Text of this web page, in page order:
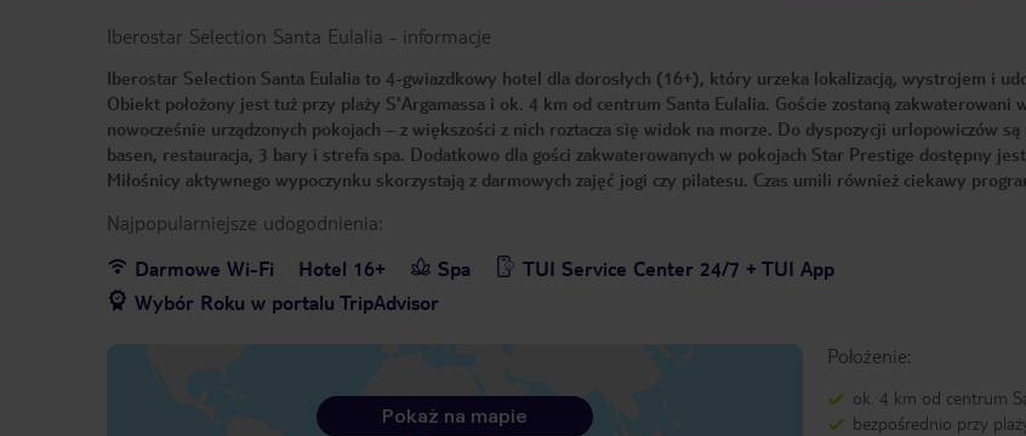
Iberostar Selection Santa Eulalia - informacje
Iberostar Selection Santa Eulalia to 4-gwiazdkowy hotel dla dorosłych (16+), który urzeka lokalizacją, wystrojem i
Obiekt położony jest tuż przy plaży S'Argamassa i ok. 4 km od centrum Santa Eulalia. Goście zostaną zakwaterowani
nowocześnie urządzonych pokojach – z większości z nich roztacza się widok na morze. Do dyspozycji urlopowiczów
basen, restauracja, 3 bary i strefa spa. Dodatkowo dla gości zakwaterowanych w pokojach Star Prestige dostępny jest
Miłośnicy aktywnego wypoczynku skorzystają z darmowych zajęć jogi czy pilatesu. Czas umili również ciekawy
Najpopularniejsze udogodnienia:
Darmowe Wi-Fi
Hotel 16+ Spa
TUI Service Center 24/7 + TUI App
Wybór Roku w portalu TripAdvisor
Położenie:
ok. 4 km od centrum
bezpośrednio przy
Pokaż na mapie